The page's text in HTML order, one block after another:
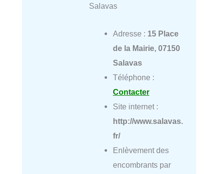
Salavas
Adresse : 15 Place
de la Mairie, 07150
Salavas
Téléphone :
Contacter
Site internet :
http://www.salavas.
fr/
Enlèvement des
encombrants par